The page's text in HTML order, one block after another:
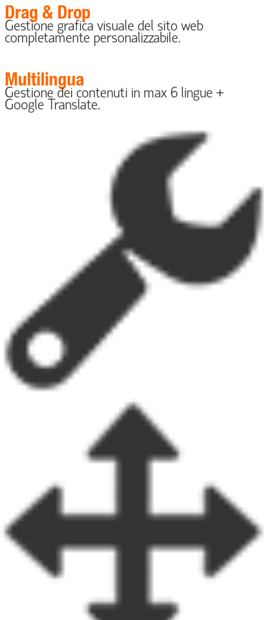
Drag & Drop
Gestione grafica visuale del sito web
completamente personalizzabile.
Multilingua
Gestione dei contenuti in max 6 lingue +
Google Translate.